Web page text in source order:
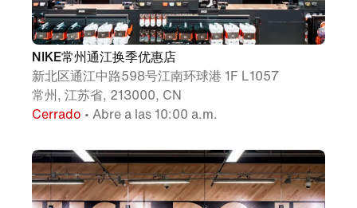
NIKE常州通江换季优惠店
新北区通江中路598号江南环球港 1F L1057
常州, 江苏省, 213000, CN
Cerrado • Abre a las 10:00 a.m.